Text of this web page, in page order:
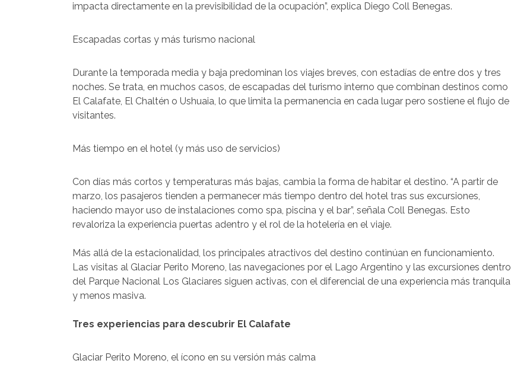
impacta directamente en la previsibilidad de la ocupación”, explica Diego Coll Benegas.
Escapadas cortas y más turismo nacional
Durante la temporada media y baja predominan los viajes breves, con estadías de entre dos y tres
noches. Se trata, en muchos casos, de escapadas del turismo interno que combinan destinos como
El Calafate, El Chaltén o Ushuaia, lo que limita la permanencia en cada lugar pero sostiene el flujo de
visitantes.
Más tiempo en el hotel (y más uso de servicios)
Con días más cortos y temperaturas más bajas, cambia la forma de habitar el destino. “A partir de
marzo, los pasajeros tienden a permanecer más tiempo dentro del hotel tras sus excursiones,
haciendo mayor uso de instalaciones como spa, piscina y el bar”, señala Coll Benegas. Esto
revaloriza la experiencia puertas adentro y el rol de la hotelería en el viaje.
Más allá de la estacionalidad, los principales atractivos del destino continúan en funcionamiento.
Las visitas al Glaciar Perito Moreno, las navegaciones por el Lago Argentino y las excursiones dentro
del Parque Nacional Los Glaciares siguen activas, con el diferencial de una experiencia más tranquila
y menos masiva.
Tres experiencias para descubrir El Calafate
Glaciar Perito Moreno, el ícono en su versión más calma